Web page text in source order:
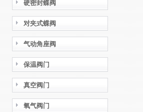
硬密封蝶阀
对夹式蝶阀
气动角座阀
保温阀门
真空阀门
氧气阀门